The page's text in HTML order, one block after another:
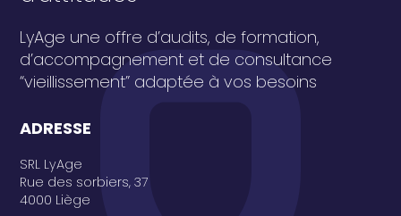
LyAge une offre d’audits, de formation,
d’accompagnement et de consultance
“vieillissement” adaptée à vos besoins
ADRESSE
SRL LyAge
Rue des sorbiers, 37
4000 Liège